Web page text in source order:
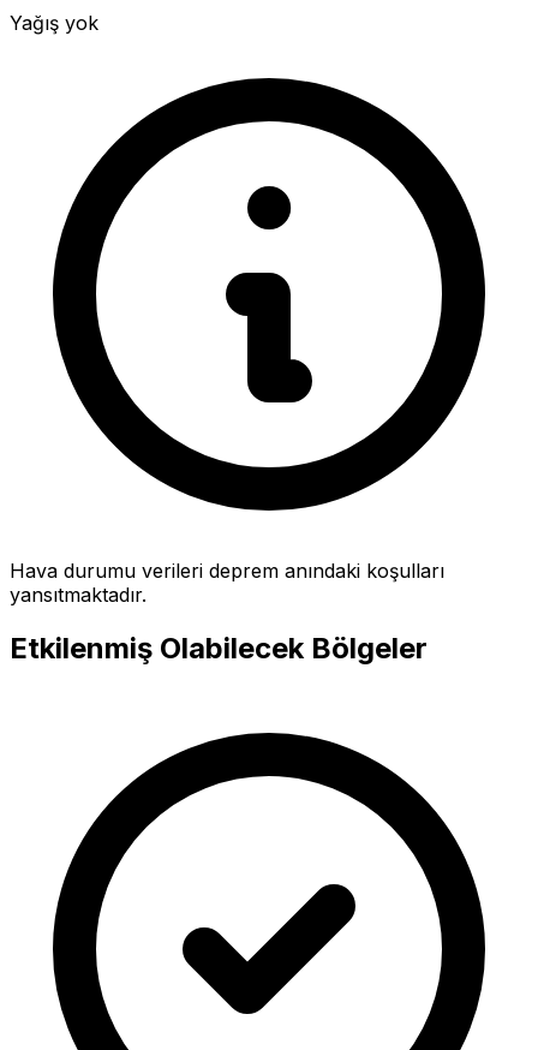
Yağış yok
Hava durumu verileri deprem anındaki koşulları
yansıtmaktadır.
Etkilenmiş Olabilecek Bölgeler